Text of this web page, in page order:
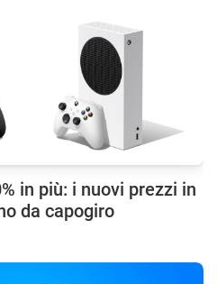
in più: i nuovi prezzi in
da capogiro